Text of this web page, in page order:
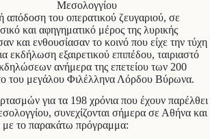
απόδοση του οπερατικού ζευγαριού, σε
και αφηγηματικό μέρος της λυρικής
και ενθουσίασαν το κοινό που είχε την τύχη
εκδήλωση εξαιρετικού επιπέδου, ταιριαστό
ανήμερα της επετείου των 200
του μεγάλου Φιλέλληνα Λόρδου Βύρωνα.
για τα 198 χρόνια που έχουν παρέλθει
συνεχίζονται σήμερα σε Αθήνα και
το παρακάτω πρόγραμμα: